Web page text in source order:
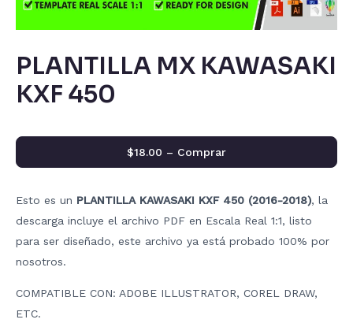
PLANTILLA MX KAWASAKI
KXF 450
Esto es un PLANTILLA KAWASAKI KXF 450 (2016-2018), la
descarga incluye el archivo PDF en Escala Real 1:1, listo
para ser diseñado, este archivo ya está probado 100% por
nosotros.
COMPATIBLE CON: ADOBE ILLUSTRATOR, COREL DRAW,
ETC.
$18.00 – Comprar